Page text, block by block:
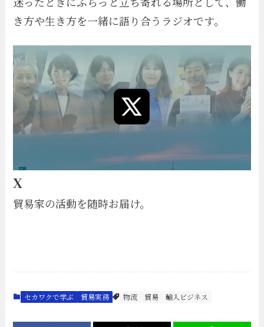
き方や生き方を一緒に語り合うラジオです。
X
貿易家の活動を随時お届け。
セカワクで学ぶ 貿易実務 物流 貿易 輸入ビジネス